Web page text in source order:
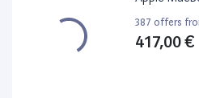
387 offers
417,00 €